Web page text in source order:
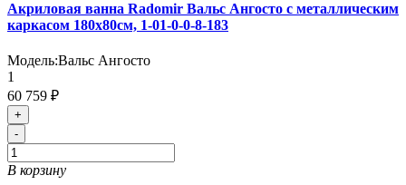
Акриловая ванна Radomir Вальс Ангосто с металлическим
каркасом 180х80см, 1-01-0-0-8-183
Модель:Вальс Ангосто
1
60 759 ₽
+
-
В корзину